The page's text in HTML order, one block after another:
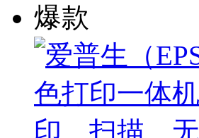
爆款